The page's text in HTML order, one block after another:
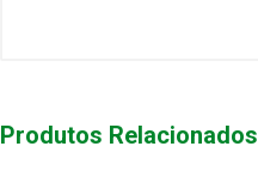
Produtos Relacionados